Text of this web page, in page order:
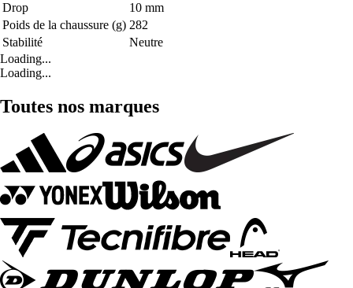
Drop
10 mm
Poids de la chaussure (g) 282
Stabilité
Neutre
Loading...
Loading...
Toutes nos marques